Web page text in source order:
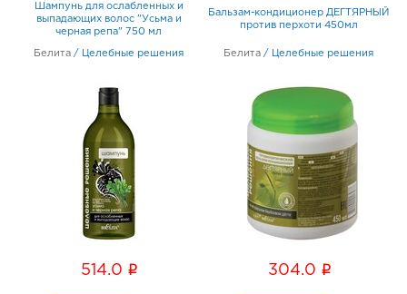
Шампунь для ослабленных и
выпадающих волос "Усьма и
черная репа" 750 мл
Белита / Целебные решения
514.0 i
Бальзам-кондиционер ДЕГТЯРНЫЙ
против перхоти 450мл
Белита / Целебные решения
304.0 i